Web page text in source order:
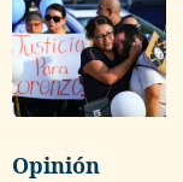
Opinión